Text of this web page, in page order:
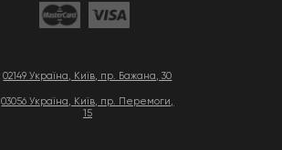
02149 Україна, Київ, пр. Бажана, 30
03056 Україна, Київ, пр. Перемоги,
15